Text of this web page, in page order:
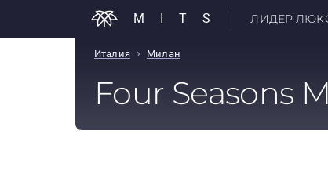
MITS ЛИДЕР
Италия › Милан
Four Seasons